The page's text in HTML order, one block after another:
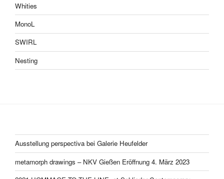
Whities
MonoL
SWIRL
Nesting
Ausstellung perspectiva bei Galerie Heufelder
metamorph drawings – NKV Gießen Eröffnung 4. März 2023